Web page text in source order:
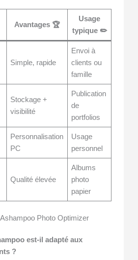
Avantages 🏆
Usage
typique ✏️
Simple, rapide
Envoi à
clients ou
famille
Stockage +
visibilité
Publication
de
portfolios
Personnalisation
PC
Usage
personnel
Qualité élevée
Albums
photo
papier
Photo Optimizer
est-il adapté aux
?